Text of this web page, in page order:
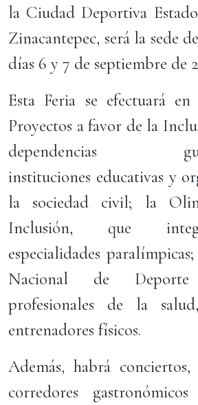
la Ciudad Deportiva
Zinacantepec, será la sede
días 6 y 7 de septiembre de
Esta Feria se efectuará
Proyectos a favor de la
dependencias
instituciones educativas y
la sociedad civil; la
Inclusión, que
especialidades
Nacional de
profesionales de la
entrenadores físicos.
Además, habrá conciertos,
corredores